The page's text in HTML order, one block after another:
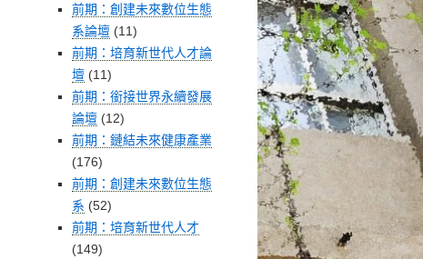
前期：創建未來數位生態
系論壇 (11)
前期：培育新世代人才論
壇 (11)
前期：銜接世界永續發展
論壇 (12)
前期：鏈結未來健康產業
(176)
前期：創建未來數位生態
系 (52)
前期：培育新世代人才
(149)